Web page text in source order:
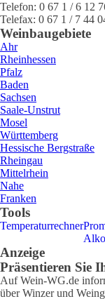
Telefon: 0 67 1 / 6 12
Telefax: 0 67 1 / 7 44
Weinbaugebiete
Ahr
Rheinhessen
Pfalz
Baden
Sachsen
Saale-Unstrut
Mosel
Württemberg
Hessische Bergstraße
Rheingau
Mittelrhein
Nahe
Franken
Tools
Temperaturrechner
Anzeige
Präsentieren Sie
Auf Wein-WG.de
über Winzer und